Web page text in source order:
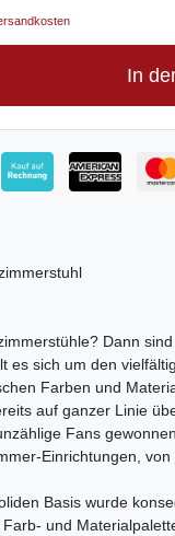
In
Dann
es sich um den
Farben und
auf ganzer Linie
Fans
Einrichtungen,
Basis wurde
und